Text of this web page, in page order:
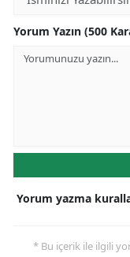
Yorum Yazın (500
Yorum yazma
* Bu içerik ile ilgili